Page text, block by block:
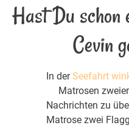
Hast Du schon
Cevin
In derSeefahrt
Matrosen
Nachrichten zu
Matrose zwei